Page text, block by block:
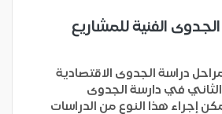
الفنية للمشاريع
دراسة الجدوى الاقتصادية
في دارسة الجدوى
إجراء هذا النوع من الدراسات